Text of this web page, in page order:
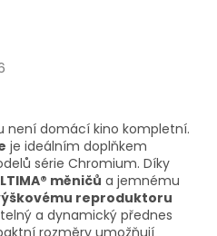
není domácí kino kompletní.
je ideálním doplňkem
série Chromium. Díky
měničů a jemnému
reproduktoru
a dynamický přednes